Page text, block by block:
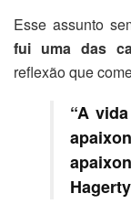
Esse assunto
fui uma das
reflexão que
“A
Hagerty